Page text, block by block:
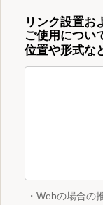
リンク設置お
ご使用につい
位置や形式な
・Webの場合の